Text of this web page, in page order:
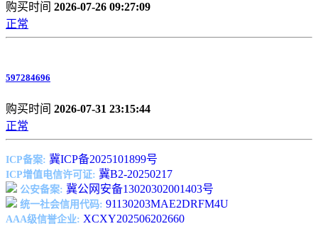
购买时间 2026-07-26 09:27:09
正常
597284696
购买时间 2026-07-31 23:15:44
正常
ICP备案: 冀ICP备2025101899号
ICP增值电信许可证: 冀B2-20250217
公安备案: 冀公网安备13020302001403号
统一社会信用代码: 91130203MAE2DRFM4U
AAA级信誉企业: XCXY202506202660